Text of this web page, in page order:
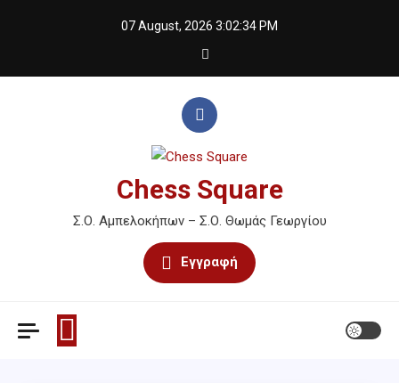
07 August, 2026 3:02:34 PM
Chess Square
Σ.Ο. Αμπελοκήπων – Σ.Ο. Θωμάς Γεωργίου
Εγγραφή